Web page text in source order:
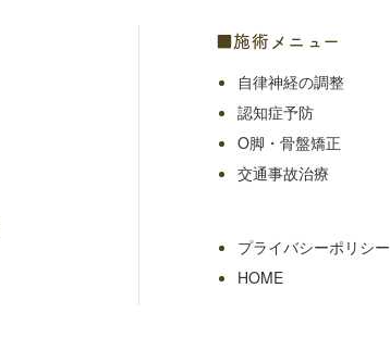
■施術メニュー
自律神経の調整
認知症予防
O脚・骨盤矯正
交通事故治療
プライバシーポリシー
HOME